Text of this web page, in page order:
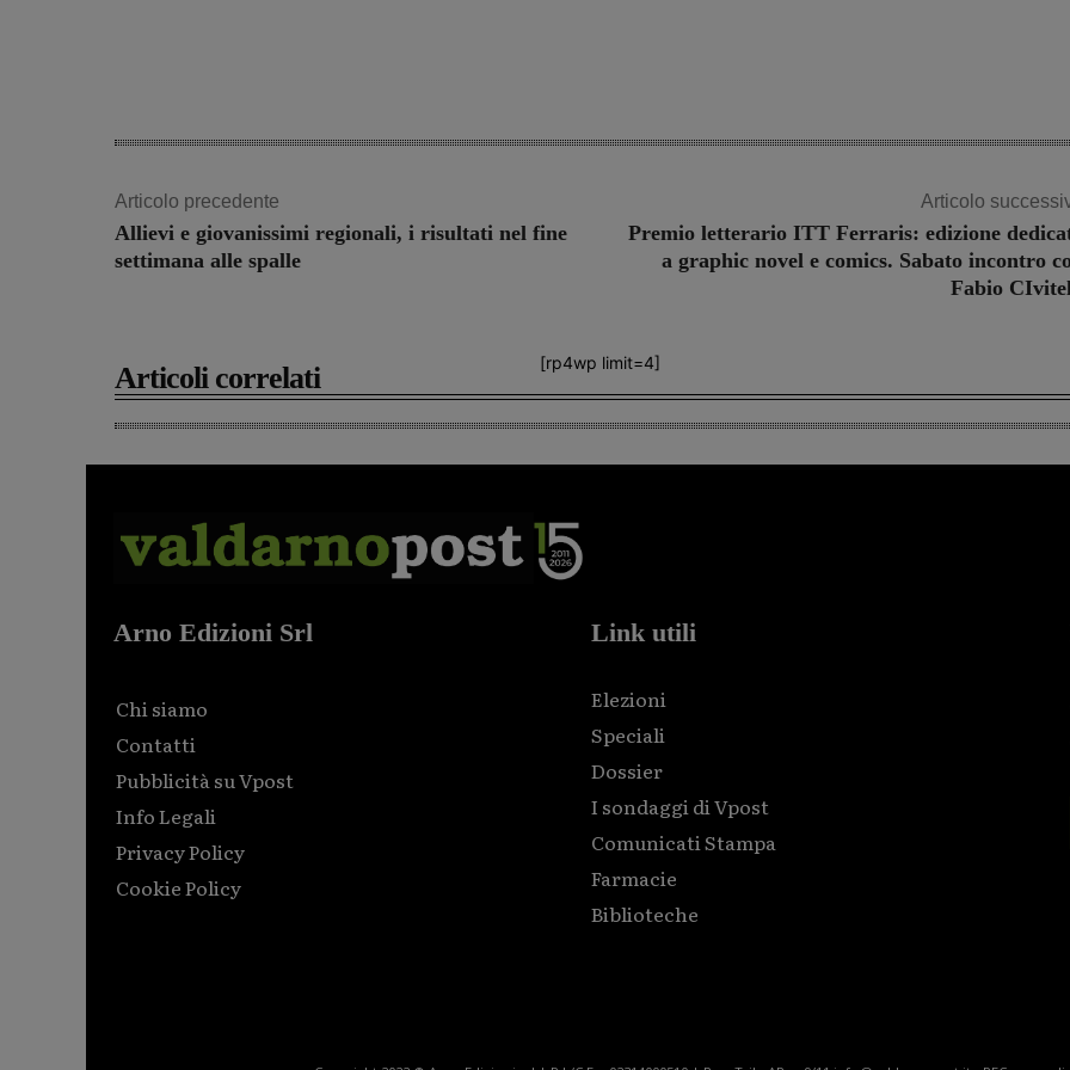
Articolo precedente
Allievi e giovanissimi regionali, i risultati nel fine
settimana alle spalle
Articolo
Premio letterario ITT Ferraris: edizione
a graphic novel e comics. Sabato incontro
Fabio
[rp4wp limit=4]
Articoli correlati
Arno Edizioni Srl
Chi siamo
Contatti
Pubblicità su Vpost
Info Legali
Privacy Policy
Cookie Policy
Link utili
Elezioni
Speciali
Dossier
I sondaggi di Vpost
Comunicati Stampa
Farmacie
Biblioteche